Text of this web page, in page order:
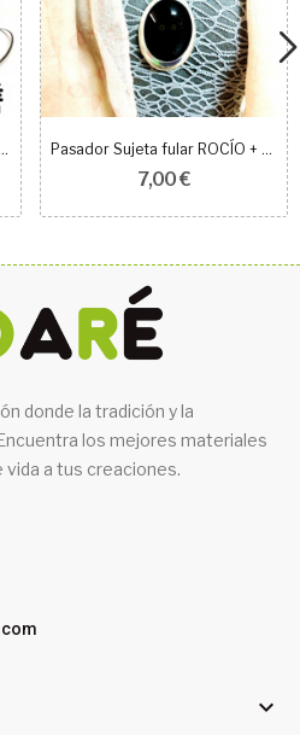
ACERO INOX Pasador Sujeta fular ROCÍO + Colgante Negro
7,00 €
donde la tradición y la
los mejores materiales
vida a tus creaciones.
